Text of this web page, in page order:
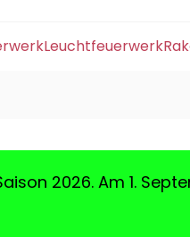
Leuchtfeuerwerk
2026. Am 1.